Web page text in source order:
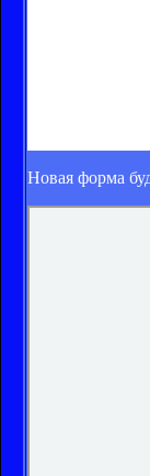
Новая форма